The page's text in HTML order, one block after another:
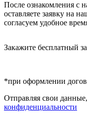
После ознакомления с
оставляете заявку на
согласуем удобное
Закажите бесплатный
*при оформлении
Отправляя свои
конфиденциальности